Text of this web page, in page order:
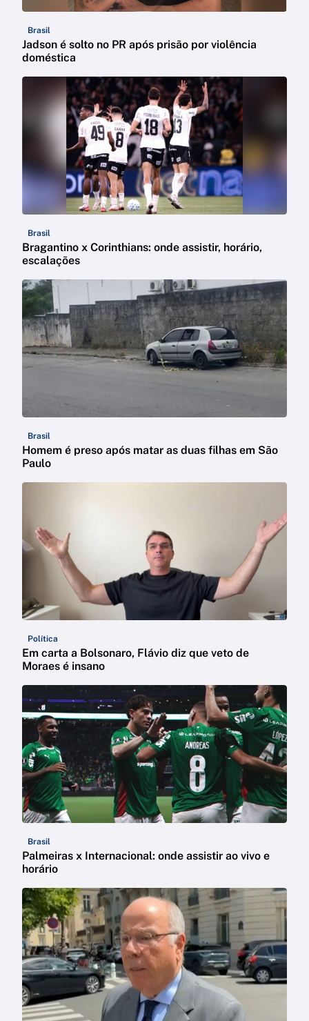
Brasil
Jadson é solto no PR após prisão por violência
doméstica
Brasil
Bragantino x Corinthians: onde assistir, horário,
escalações
Brasil
Homem é preso após matar as duas filhas em São
Paulo
Política
Em carta a Bolsonaro, Flávio diz que veto de
Moraes é insano
Brasil
Palmeiras x Internacional: onde assistir ao vivo e
horário